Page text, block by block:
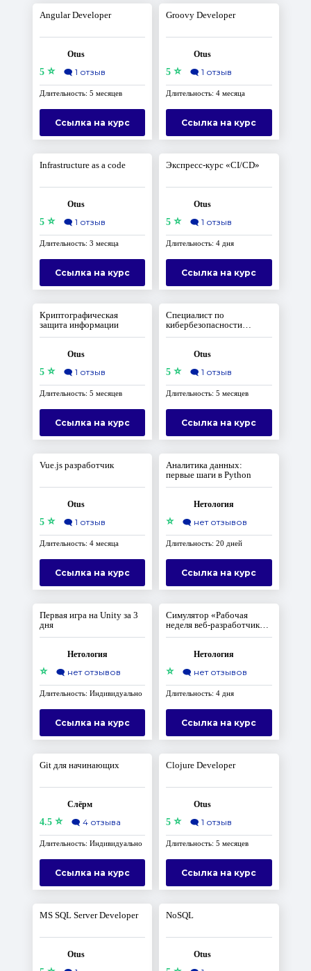
Angular Developer
Otus
5⭐ 🗨️ 1 отзыв
Длительность: 5 месяцев
Ссылка на курс
Groovy Developer
Otus
5 ⭐ 🗨️ 1 отзыв
Длительность: 4 месяца
Ссылка на курс
Infrastructure as a code
Otus
5⭐ 🗨️ 1 отзыв
Длительность: 3 месяца
Ссылка на курс
Экспресс-курс «CI/CD»
Otus
5 ⭐ 🗨️ 1 отзыв
Длительность: 4 дня
Ссылка на курс
Криптографическая
защита информации
Otus
5⭐ 🗨️ 1 отзыв
Длительность: 5 месяцев
Ссылка на курс
Специалист по
кибербезопасности
облачных сред
Otus
5 ⭐ 🗨️ 1 отзыв
Длительность: 5 месяцев
Ссылка на курс
Vue.js разработчик
Otus
5⭐ 🗨️ 1 отзыв
Длительность: 4 месяца
Ссылка на курс
Аналитика данных:
первые шаги в Python
Нетология
⭐ 🗨️ нет отзывов
Длительность: 20 дней
Ссылка на курс
Первая игра на Unity за 3
дня
Нетология
⭐ 🗨️ нет отзывов
Длительность: Индивидуально
Ссылка на курс
Симулятор «Рабочая
неделя веб-разработчика
на Python»
Нетология
⭐ 🗨️ нет отзывов
Длительность: 4 дня
Ссылка на курс
Git для начинающих
Слёрм
4.5⭐ 🗨️ 4 отзыва
Длительность: Индивидуально
Ссылка на курс
Clojure Developer
Otus
5 ⭐ 🗨️ 1 отзыв
Длительность: 5 месяцев
Ссылка на курс
MS SQL Server Developer
Otus
NoSQL
Otus